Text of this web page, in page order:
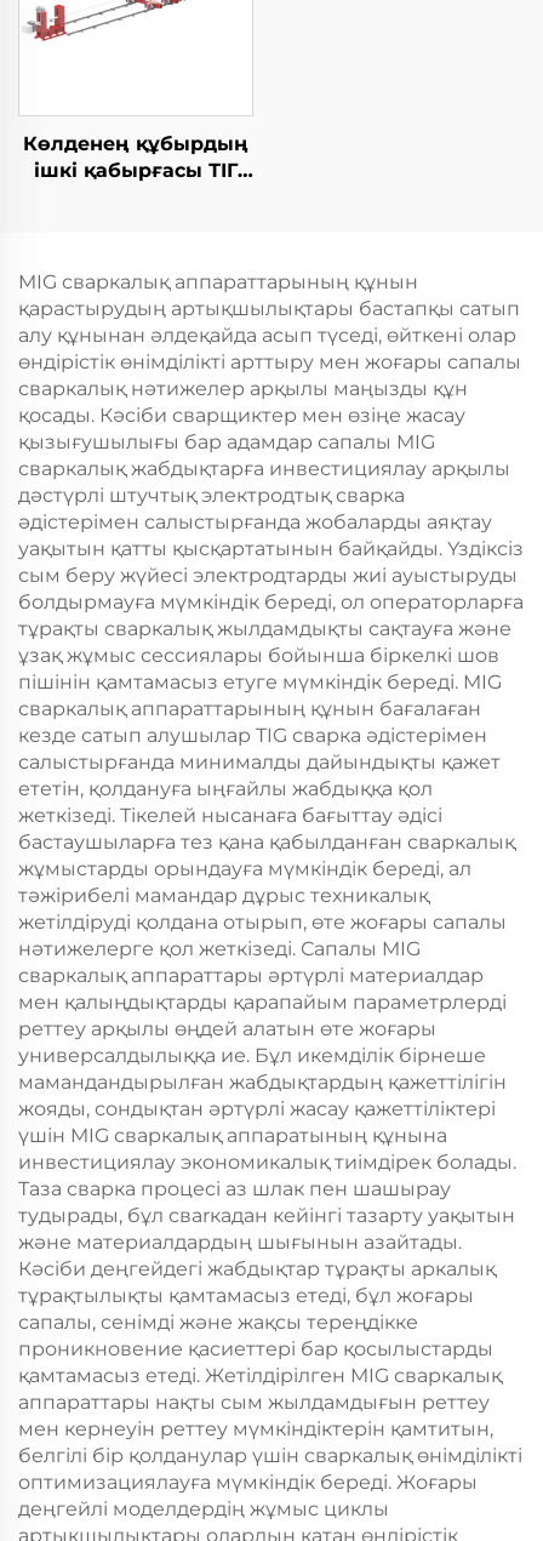
Көлденең құбырдың
ішкі қабырғасы ТІГ
MIG сваркалық аппараттарының құнын
қарастырудың артықшылықтары бастапқы сатып
алу құнынан әлдеқайда асып түседі, өйткені олар
өндірістік өнімділікті арттыру мен жоғары сапалы
сваркалық нәтижелер арқылы маңызды құн
қосады. Кәсіби сварщиктер мен өзіңе жасау
қызығушылығы бар адамдар сапалы MIG
сваркалық жабдықтарға инвестициялау арқылы
дәстүрлі штучтық электродтық сварка
әдістерімен салыстырғанда жобаларды аяқтау
уақытын қатты қысқартатынын байқайды. Үздіксіз
сым беру жүйесі электродтарды жиі ауыстыруды
болдырмауға мүмкіндік береді, ол операторларға
тұрақты сваркалық жылдамдықты сақтауға және
ұзақ жұмыс сессиялары бойынша біркелкі шов
пішінін қамтамасыз етуге мүмкіндік береді. MIG
сваркалық аппараттарының құнын бағалаған
кезде сатып алушылар TIG сварка әдістерімен
салыстырғанда минималды дайындықты қажет
ететін, қолдануға ыңғайлы жабдыққа қол
жеткізеді. Тікелей нысанаға бағыттау әдісі
бастаушыларға тез қана қабылданған сваркалық
жұмыстарды орындауға мүмкіндік береді, ал
тәжірибелі мамандар дұрыс техникалық
жетілдіруді қолдана отырып, өте жоғары сапалы
нәтижелерге қол жеткізеді. Сапалы MIG
сваркалық аппараттары әртүрлі материалдар
мен қалыңдықтарды қарапайым параметрлерді
реттеу арқылы өңдей алатын өте жоғары
универсалдылыққа ие. Бұл икемділік бірнеше
мамандандырылған жабдықтардың қажеттілігін
жояды, сондықтан әртүрлі жасау қажеттіліктері
үшін MIG сваркалық аппаратының құнына
инвестициялау экономикалық тиімдірек болады.
Таза сварка процесі аз шлак пен шашырау
тудырады, бұл свarкадан кейінгі тазарту уақытын
және материалдардың шығынын азайтады.
Кәсіби деңгейдегі жабдықтар тұрақты аркалық
тұрақтылықты қамтамасыз етеді, бұл жоғары
сапалы, сенімді және жақсы тереңдікке
проникновение қасиеттері бар қосылыстарды
қамтамасыз етеді. Жетілдірілген MIG сваркалық
аппараттары нақты сым жылдамдығын реттеу
мен кернеуін реттеу мүмкіндіктерін қамтитын,
белгілі бір қолданулар үшін сваркалық өнімділікті
оптимизациялауға мүмкіндік береді. Жоғары
деңгейлі моделдердің жұмыс циклы
артықшылықтары олардың қатаң өндірістік